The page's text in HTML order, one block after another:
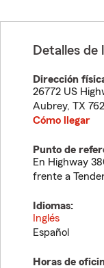
Detalles de
Dirección
26772 US
Aubrey, TX
Cómo llegar
Punto de
En Highway
frente a
Idiomas:
Inglés
Español
Horas de